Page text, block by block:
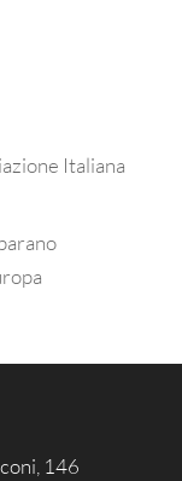
Italiana
146